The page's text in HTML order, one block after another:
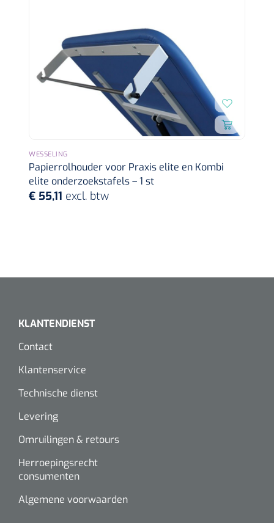
Software
Alcoholmeter
Steriele velden
Chronische wondzorgproducten
Schuimverbanden
Hydrogel
Diversen
Kleeflaag removers
Nierbekken
Wondreinigers
WESSELING
Papierrolhouder voor Praxis elite en Kombi
elite onderzoekstafels – 1 st
€ 55,11 excl. btw
KLANTENDIENST
Contact
Klantenservice
Technische dienst
Levering
Omruilingen & retours
Herroepingsrecht
consumenten
Algemene voorwaarden